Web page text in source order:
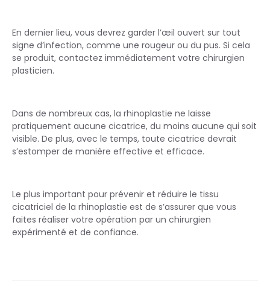
En dernier lieu, vous devrez garder l’œil ouvert sur tout
signe d’infection, comme une rougeur ou du pus. Si cela
se produit, contactez immédiatement votre chirurgien
plasticien.
Dans de nombreux cas, la rhinoplastie ne laisse
pratiquement aucune cicatrice, du moins aucune qui soit
visible. De plus, avec le temps, toute cicatrice devrait
s’estomper de manière effective et efficace.
Le plus important pour prévenir et réduire le tissu
cicatriciel de la rhinoplastie est de s’assurer que vous
faites réaliser votre opération par un chirurgien
expérimenté et de confiance.